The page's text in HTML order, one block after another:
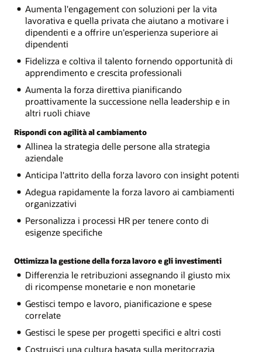
Aumenta l'engagement con soluzioni per la vita
lavorativa e quella privata che aiutano a motivare i
dipendenti e a offrire un'esperienza superiore ai
dipendenti
Fidelizza e coltiva il talento fornendo opportunità di
apprendimento e crescita professionali
Aumenta la forza direttiva pianificando
proattivamente la successione nella leadership e in
altri ruoli chiave
Rispondi con agilità al cambiamento
Allinea la strategia delle persone alla strategia
aziendale
Anticipa l'attrito della forza lavoro con insight potenti
Adegua rapidamente la forza lavoro ai cambiamenti
organizzativi
Personalizza i processi HR per tenere conto di
esigenze specifiche
Ottimizza la gestione della forza lavoro e gli investimenti
Differenzia le retribuzioni assegnando il giusto mix
di ricompense monetarie e non monetarie
Gestisci tempo e lavoro, pianificazione e spese
correlate
Gestisci le spese per progetti specifici e altri costi
Costruisci una cultura basata sulla meritocrazia